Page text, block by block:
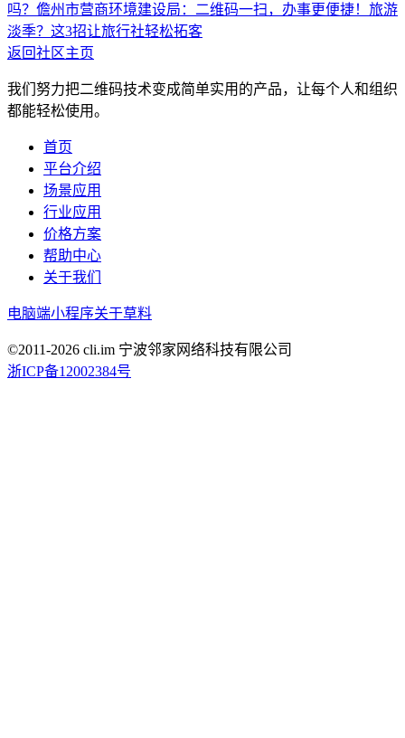
吗？ 儋州市营商环境建设局：二维码一扫，办事更便捷！ 旅游
淡季？这3招让旅行社轻松拓客
返回社区主页
我们努力把二维码技术变成简单实用的产品，让每个人和组织
都能轻松使用。
首页
平台介绍
场景应用
行业应用
价格方案
帮助中心
关于我们
电脑端小程序关于草料
©2011-2026 cli.im 宁波邻家网络科技有限公司
浙ICP备12002384号